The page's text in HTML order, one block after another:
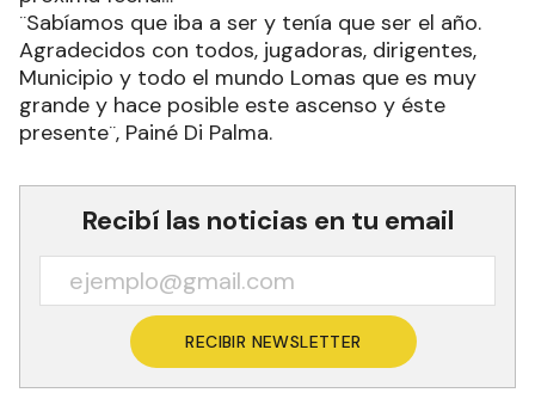
¨Sabíamos que iba a ser y tenía que ser el año.
Agradecidos con todos, jugadoras, dirigentes,
Municipio y todo el mundo Lomas que es muy
grande y hace posible este ascenso y éste
presente¨, Painé Di Palma.
Recibí las noticias en tu email
RECIBIR NEWSLETTER